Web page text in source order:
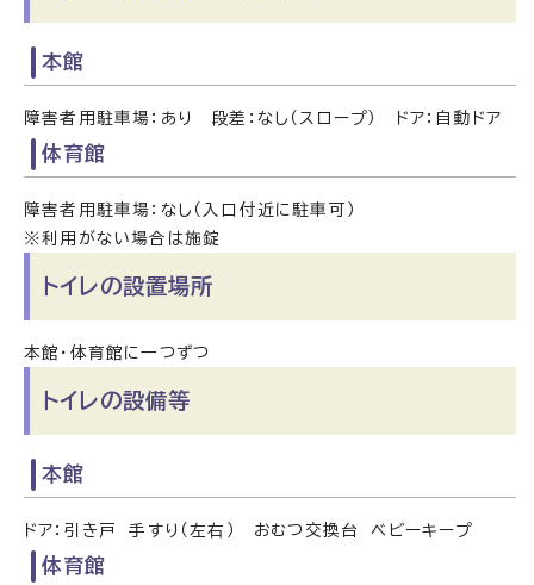
本館
障害者用駐車場：あり 段差：なし（スロープ） ドア：自動ドア
体育館
障害者用駐車場：なし（入口付近に駐車可）
※利用がない場合は施錠
トイレの設置場所
本館・体育館に一つずつ
トイレの設備等
本館
ドア：引き戸 手すり（左右） おむつ交換台 ベビーキープ
体育館